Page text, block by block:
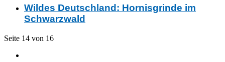
Wildes Deutschland: Hornisgrinde im
Schwarzwald
Seite 14 von 16